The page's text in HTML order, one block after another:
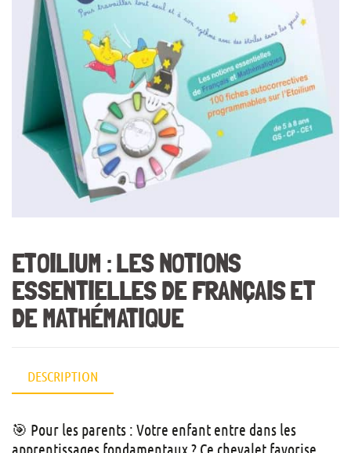
ETOILIUM : LES NOTIONS
ESSENTIELLES DE FRANÇAIS ET
DE MATHÉMATIQUE
DESCRIPTION
🎯 Pour les parents : Votre enfant entre dans les
apprentissages fondamentaux ? Ce chevalet favorise